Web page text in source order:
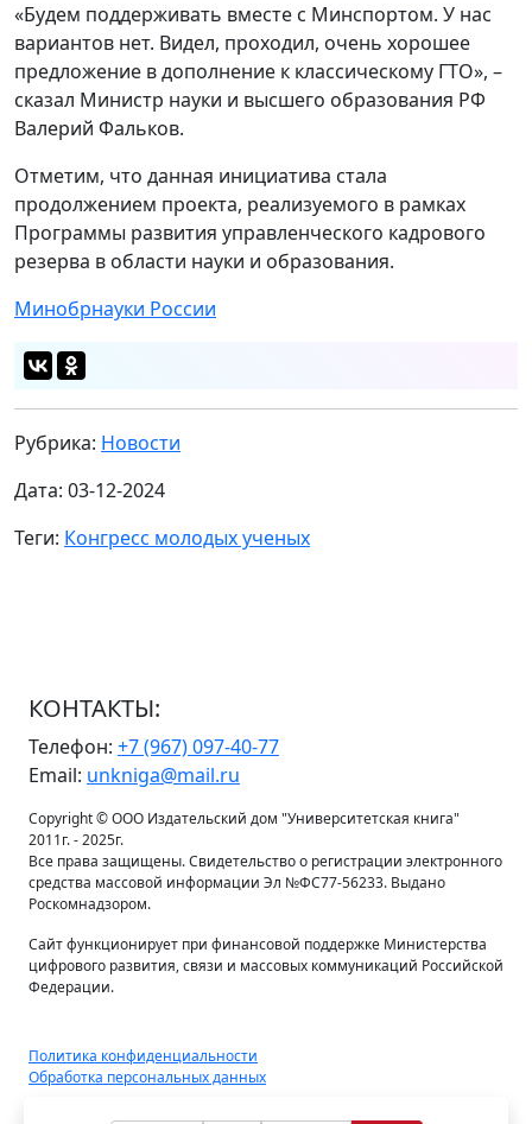
«Будем поддерживать вместе с Минспортом. У нас
вариантов нет. Видел, проходил, очень хорошее
предложение в дополнение к классическому ГТО», –
сказал Министр науки и высшего образования РФ
Валерий Фальков.
Отметим, что данная инициатива стала
продолжением проекта, реализуемого в рамках
Программы развития управленческого кадрового
резерва в области науки и образования.
Минобрнауки России
Рубрика: Новости
Дата: 03-12-2024
Теги: Конгресс молодых ученых
КОНТАКТЫ:
Телефон: +7 (967) 097-40-77
Email: unkniga@mail.ru
Copyright © ООО Издательский дом "Университетская книга"
2011г. - 2025г.
Все права защищены. Свидетельство о регистрации электронного
средства массовой информации Эл №ФС77-56233. Выдано
Роскомнадзором.
Сайт функционирует при финансовой поддержке Министерства
цифрового развития, связи и массовых коммуникаций Российской
Федерации.
Политика конфиденциальности
Обработка персональных данных